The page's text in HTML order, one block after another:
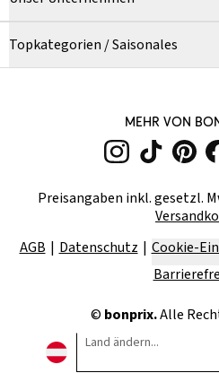
Topkategorien / Saisonales
MEHR VON
Preisangaben inkl. gesetzl.
AGB
Datenschutz Cookie-
© bonprix.Alle
Land ändern...